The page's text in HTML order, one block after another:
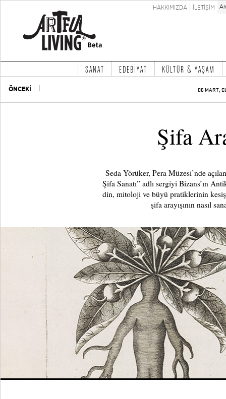
HAKKIMIZDA İLETİŞİM
SANAT EDEBİYAT KÜLTÜR & YAŞAM
ÖNCEKİ 06 MART,
Şifa
Seda Yörüker, Pera Müzesi’nde
Şifa Sanatı” adlı sergiyi Bizans’ın
din, mitoloji ve büyü pratiklerinin
şifa arayışının nasıl